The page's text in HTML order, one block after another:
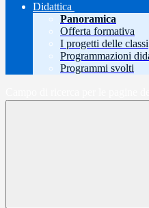
Didattica
Panoramica
Offerta formativa
I progetti delle classi
Programmazioni
Programmi svolti